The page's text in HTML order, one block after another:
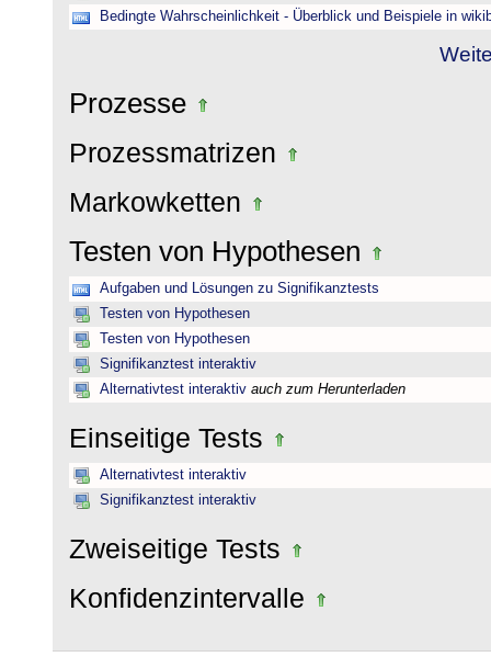
Bedingte Wahrscheinlichkeit - Überblick und Beispiele in
Prozesse
Prozessmatrizen
Markowketten
Testen von Hypothesen
Aufgaben und Lösungen zu Signifikanztests
Testen von Hypothesen
Testen von Hypothesen
Signifikanztest interaktiv
Alternativtest interaktiv auch zum Herunterladen
Einseitige Tests
Alternativtest interaktiv
Signifikanztest interaktiv
Zweiseitige Tests
Konfidenzintervalle